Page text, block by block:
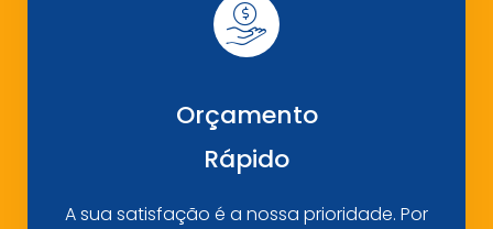
Orçamento
Rápido
A sua satisfação é a nossa prioridade. Por